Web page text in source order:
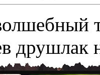
друшлак